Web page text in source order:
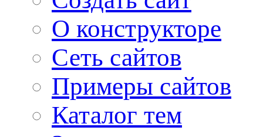
О конструкторе
Сеть сайтов
Примеры сайтов
Каталог тем